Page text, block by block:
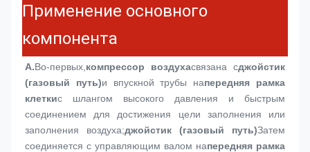
Применение основного
компонента
А.Во-первых, компрессор воздухасвязана сджойстик
(газовый путь)и впускной трубы напередняя рамка
клеткис шлангом высокого давления и быстрым
соединением для достижения цели заполнения или
заполнения воздуха;джойстик (газовый путь)Затем
соединяется с управляющим валом напередняя рамка